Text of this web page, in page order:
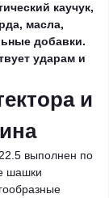
каучук,
масла,
добавки.
ударам и
и
выполнен по
шашки